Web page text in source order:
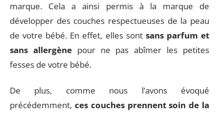
marque. Cela a ainsi permis à la marque de
développer des couches respectueuses de la peau
de votre bébé. En effet, elles sont sans parfum et
sans allergène pour ne pas abîmer les petites
fesses de votre bébé.
De plus, comme nous l’avons évoqué
précédemment, ces couches prennent soin de la